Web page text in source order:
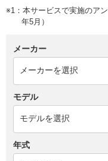
※1：本サービスで実施のア
年5月）
メーカー
モデル
年式